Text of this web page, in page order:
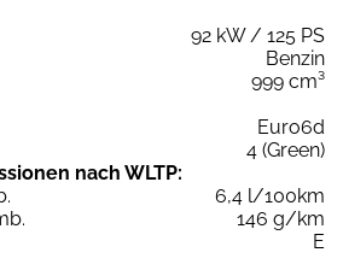
92 kW / 125 PS
Benzin
999 cm³
Euro6d
4 (Green)
nach WLTP:
6,4 l/100km
146 g/km
E